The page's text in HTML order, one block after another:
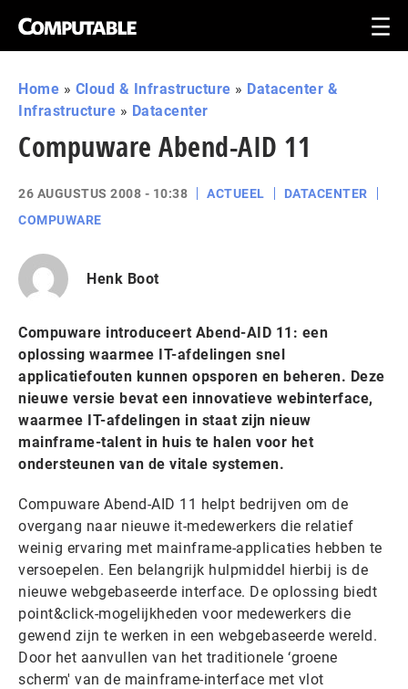
Home » Cloud & Infrastructure » Datacenter &
Infrastructure » Datacenter
Compuware Abend-AID 11
26 AUGUSTUS 2008 - 10:38 ACTUEEL
DATACENTER
COMPUWARE
Henk Boot
Compuware introduceert Abend-AID 11: een
oplossing waarmee IT-afdelingen snel
applicatiefouten kunnen opsporen en beheren. Deze
nieuwe versie bevat een innovatieve webinterface,
waarmee IT-afdelingen in staat zijn nieuw
mainframe-talent in huis te halen voor het
ondersteunen van de vitale systemen.
Compuware Abend-AID 11 helpt bedrijven om de
overgang naar nieuwe it-medewerkers die relatief
weinig ervaring met mainframe-applicaties hebben te
versoepelen. Een belangrijk hulpmiddel hierbij is de
nieuwe webgebaseerde interface. De oplossing biedt
point&click-mogelijkheden voor medewerkers die
gewend zijn te werken in een webgebaseerde wereld.
Door het aanvullen van het traditionele ‘groene
scherm' van de mainframe-interface met vlot